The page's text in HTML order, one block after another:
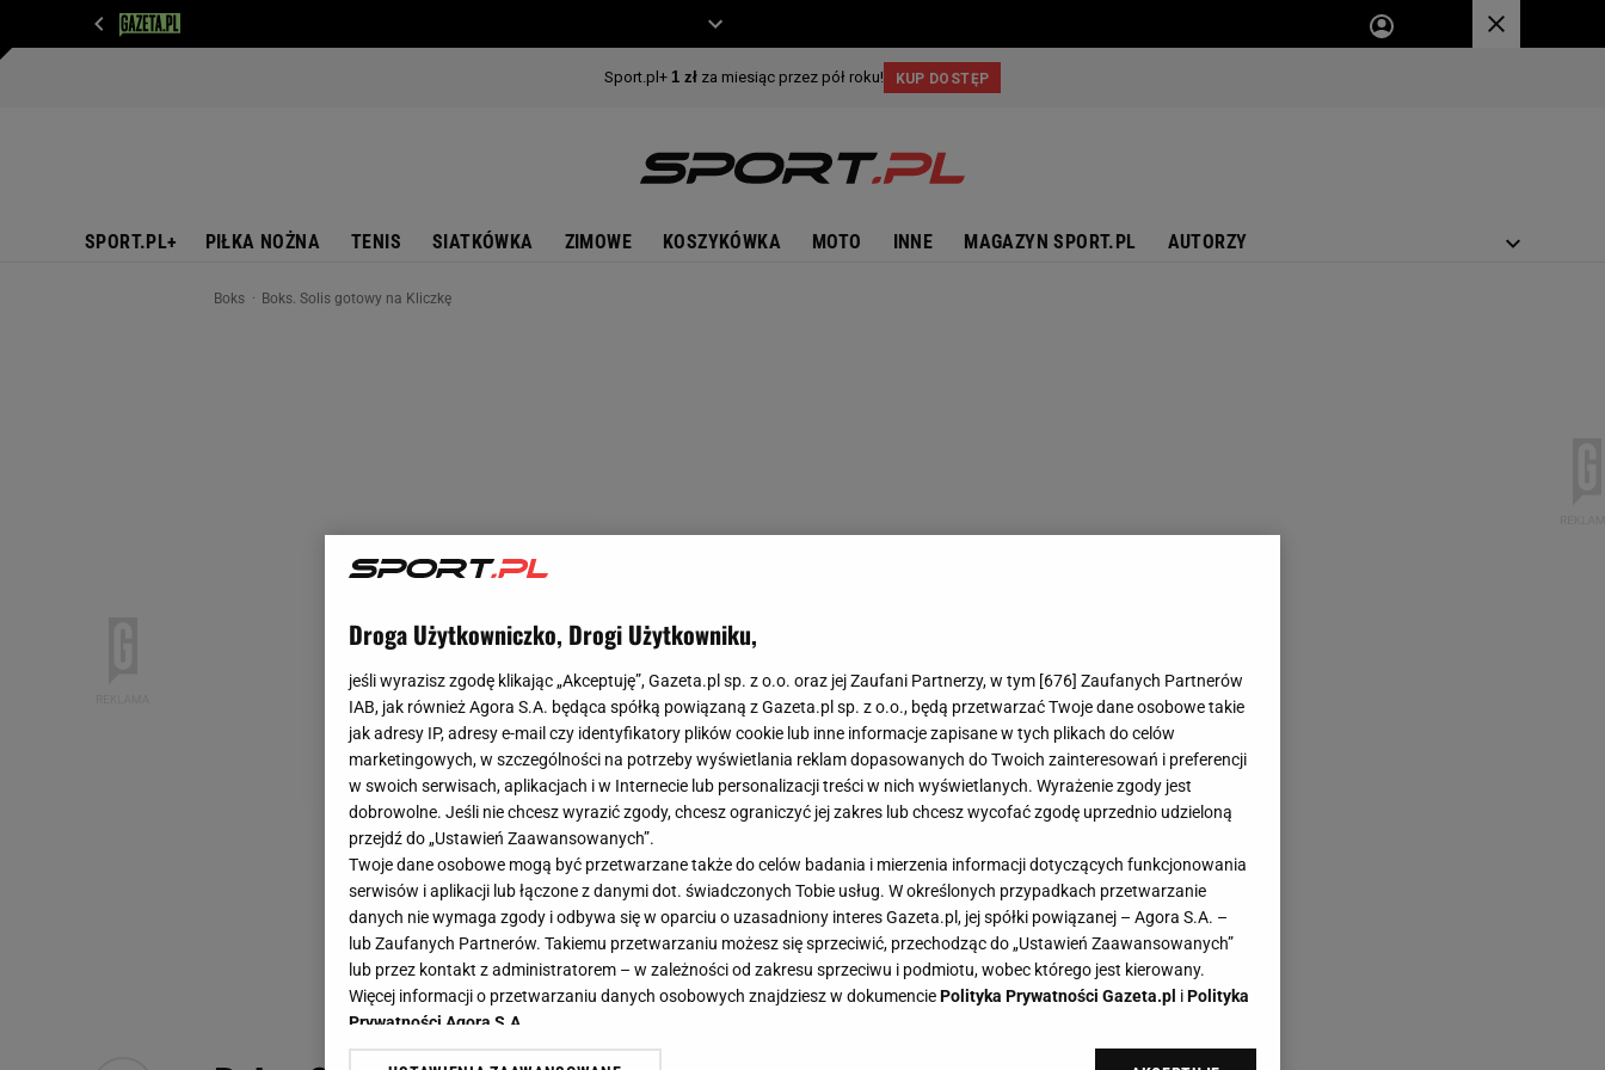
SPORT.PL+ PIŁKA NOŻNA TENIS SIATKÓWKA ZIMOWE KOSZYKÓWKA MOTO INNE MAGAZYN SPORT.PL AUTORZY
Boks Boks. Solis gotowy na Kliczkę
Droga Użytkowniczko, Drogi Użytkowniku,
jeśli wyrazisz zgodę klikając „Akceptuję”, Gazeta.pl sp. z o.o. oraz jej Zaufani Partnerzy, w tym [676] Zaufanych Partnerów
IAB, jak również Agora S.A. będąca spółką powiązaną z Gazeta.pl sp. z o.o., będą przetwarzać Twoje dane osobowe takie
jak adresy IP, adresy e-mail czy identyfikatory plików cookie lub inne informacje zapisane w tych plikach do celów
marketingowych, w szczególności na potrzeby wyświetlania reklam dopasowanych do Twoich zainteresowań i preferencji
w swoich serwisach, aplikacjach i w Internecie lub personalizacji treści w nich wyświetlanych. Wyrażenie zgody jest
dobrowolne. Jeśli nie chcesz wyrazić zgody, chcesz ograniczyć jej zakres lub chcesz wycofać zgodę uprzednio udzieloną
przejdź do „Ustawień Zaawansowanych”.
Twoje dane osobowe mogą być przetwarzane także do celów badania i mierzenia informacji dotyczących funkcjonowania
serwisów i aplikacji lub łączone z danymi dot. świadczonych Tobie usług. W określonych przypadkach przetwarzanie
danych nie wymaga zgody i odbywa się w oparciu o uzasadniony interes Gazeta.pl, jej spółki powiązanej – Agora S.A. –
lub Zaufanych Partnerów. Takiemu przetwarzaniu możesz się sprzeciwić, przechodząc do „Ustawień Zaawansowanych”
lub przez kontakt z administratorem – w zależności od zakresu sprzeciwu i podmiotu, wobec którego jest kierowany.
Więcej informacji o przetwarzaniu danych osobowych znajdziesz w dokumenciePolityka Prywatności Gazeta.pl iPolityka
Prywatności Agora S.A.